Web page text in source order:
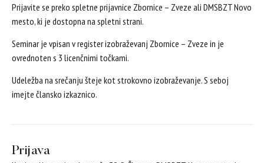
Prijavite se preko spletne prijavnice Zbornice – Zveze ali DMSBZT Novo
mesto, ki je dostopna na spletni strani.
Seminar je vpisan v register izobraževanj Zbornice – Zveze in je
ovrednoten s 3 licenčnimi točkami.
Udeležba na srečanju šteje kot strokovno izobraževanje. S seboj
imejte člansko izkaznico.
Prijava